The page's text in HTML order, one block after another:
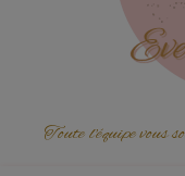
Toute l'équipe vous